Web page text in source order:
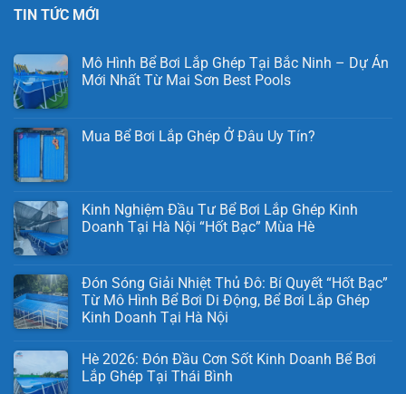
TIN TỨC MỚI
Mô Hình Bể Bơi Lắp Ghép Tại Bắc Ninh – Dự Án
Mới Nhất Từ Mai Sơn Best Pools
Mua Bể Bơi Lắp Ghép Ở Đâu Uy Tín?
Kinh Nghiệm Đầu Tư Bể Bơi Lắp Ghép Kinh
Doanh Tại Hà Nội “Hốt Bạc” Mùa Hè
Đón Sóng Giải Nhiệt Thủ Đô: Bí Quyết “Hốt Bạc”
Từ Mô Hình Bể Bơi Di Động, Bể Bơi Lắp Ghép
Kinh Doanh Tại Hà Nội
Hè 2026: Đón Đầu Cơn Sốt Kinh Doanh Bể Bơi
Lắp Ghép Tại Thái Bình